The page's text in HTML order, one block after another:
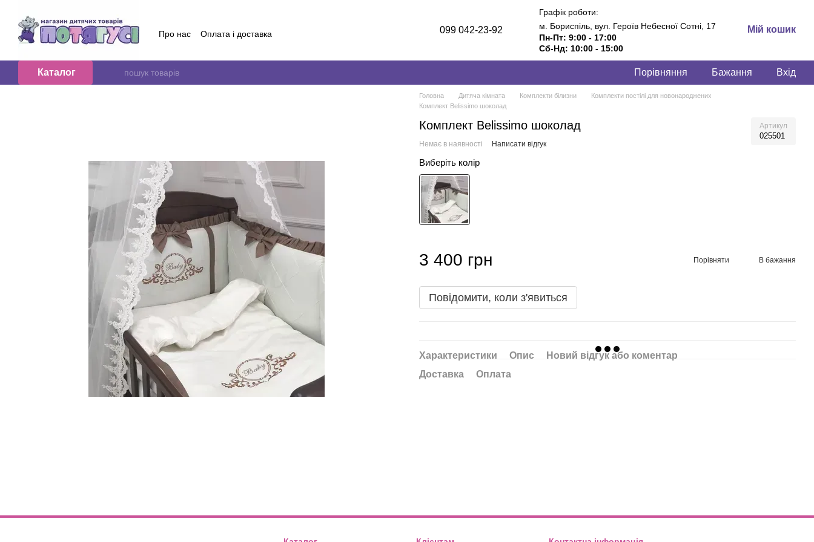
Про нас
Оплата і доставка
Контактна інформація
Блог
Договір публичної оферти
Відгуки про магазин
099 042-23-92
Графік роботи:
м. Бориспіль, вул. Героїв Небесної Сотні, 17
Пн-Пт: 9:00 - 17:00
Сб-Нд: 10:00 - 15:00
Мій кошик
Каталог Порівняння Бажання Вхід
Головна Дитяча кімната Комплекти білизни
Комплекти постілі для новонароджених
Комплект Belissimo шоколад
Комплект Belissimo шоколад Артикул
025501
Немає в наявності Написати відгук
Виберіть колір
3 400 грн Порівняти В бажання
Повідомити, коли з'явиться
Характеристики Опис
Новий відгук або коментар
Доставка
Оплата